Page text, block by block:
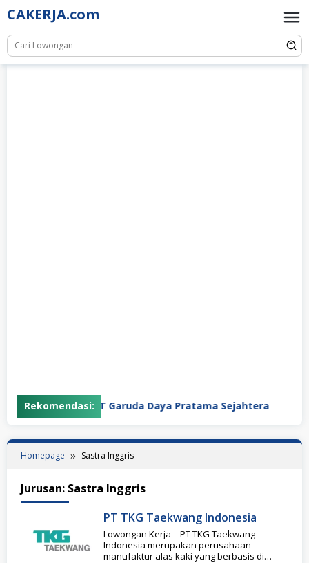
Skip
to
content
CAKERJA.com
Rekomendasi:PT Garuda Daya Pratama Sejahtera
Homepage Sastra Inggris
Jurusan: Sastra Inggris
PT TKG Taekwang Indonesia
Lowongan Kerja – PT TKG Taekwang
Indonesia merupakan perusahaan
manufaktur alas kaki yang berbasis di